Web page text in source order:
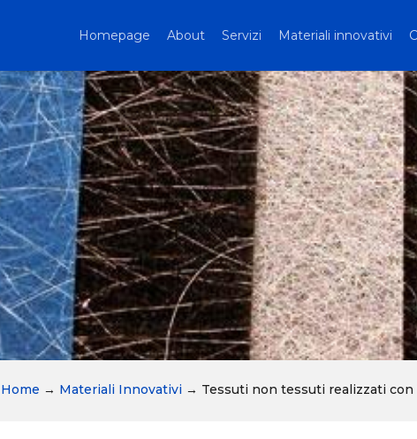
Homepage About Servizi Materiali innovativi
Home → Materiali Innovativi → Tessuti non tessuti realizzati con